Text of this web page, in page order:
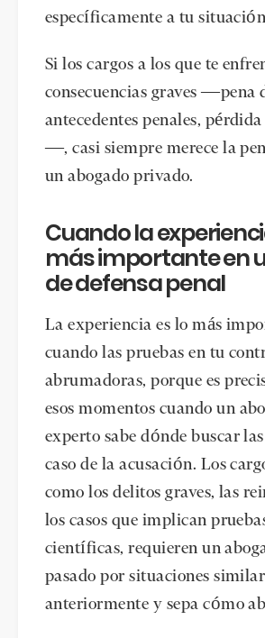
específicamente a tu
Si los cargos a los que te
consecuencias graves —pena
antecedentes penales,
—, casi siempre merece la
un abogado privado.
Cuando la
más importante en
de defensa penal
La experiencia es lo más
cuando las pruebas en tu
abrumadoras, porque es
esos momentos cuando un
experto sabe dónde buscar
caso de la acusación. Los
como los delitos graves, las
los casos que implican
científicas, requieren un
pasado por situaciones
anteriormente y sepa cómo